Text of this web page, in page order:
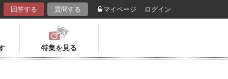
回答する 質問する マイページ ログイン
特集を見る